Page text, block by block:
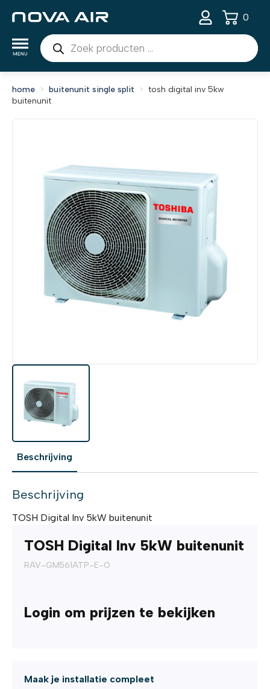
Producten
zoeken
0
home buitenunit single split
tosh digital inv 5kw
buitenunit
Beschrijving
Beschrijving
TOSH Digital Inv 5kW buitenunit
TOSH Digital Inv 5kW buitenunit
RAV-GM561ATP-E-O
Login om prijzen te bekijken
Maak je installatie compleet